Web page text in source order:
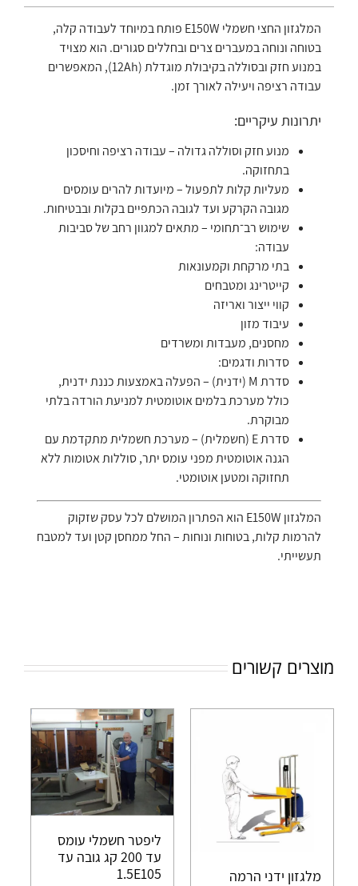
המלגזון החצי חשמלי E150W פותח במיוחד לעבודה קלה,
בטוחה ונוחה במעברים צרים ובחללים סגורים. הוא מצויד
במנוע חזק ובסוללה בקיבולת מוגדלת (12Ah), המאפשרים
עבודה רציפה ויעילה לאורך זמן.
יתרונות עיקריים:
מנוע חזק וסוללה גדולה – עבודה רציפה וחיסכון
בתחזוקה.
מעליות קלות לתפעול – מיועדות להרים עומסים
מגובה הקרקע ועד לגובה הכתפיים בקלות ובבטיחות.
שימוש רב־תחומי – מתאים למגוון רחב של סביבות
עבודה:
בתי מרקחת וקמעונאות
קייטרינג ומטבחים
קווי ייצור ואריזה
עיבוד מזון
מחסנים, מעבדות ומשרדים
סדרות ודגמים:
סדרת M (ידנית) – הפעלה באמצעות כננת ידנית,
כולל מערכת בלמים אוטומטית למניעת הורדה בלתי
מבוקרת.
סדרת E (חשמלית) – מערכת חשמלית מתקדמת עם
הגנה אוטומטית מפני עומס יתר, סוללות אטומות ללא
תחזוקה ומטען אוטומטי.
המלגזון E150W הוא הפתרון המושלם לכל עסק שזקוק
להרמות קלות, בטוחות ונוחות – החל ממחסן קטן ועד למטבח
תעשייתי.
מוצרים קשורים
מלגזון ידני הרמה
ליפטר חשמלי עומס
עד 200 קג גובה עד
1.5E105